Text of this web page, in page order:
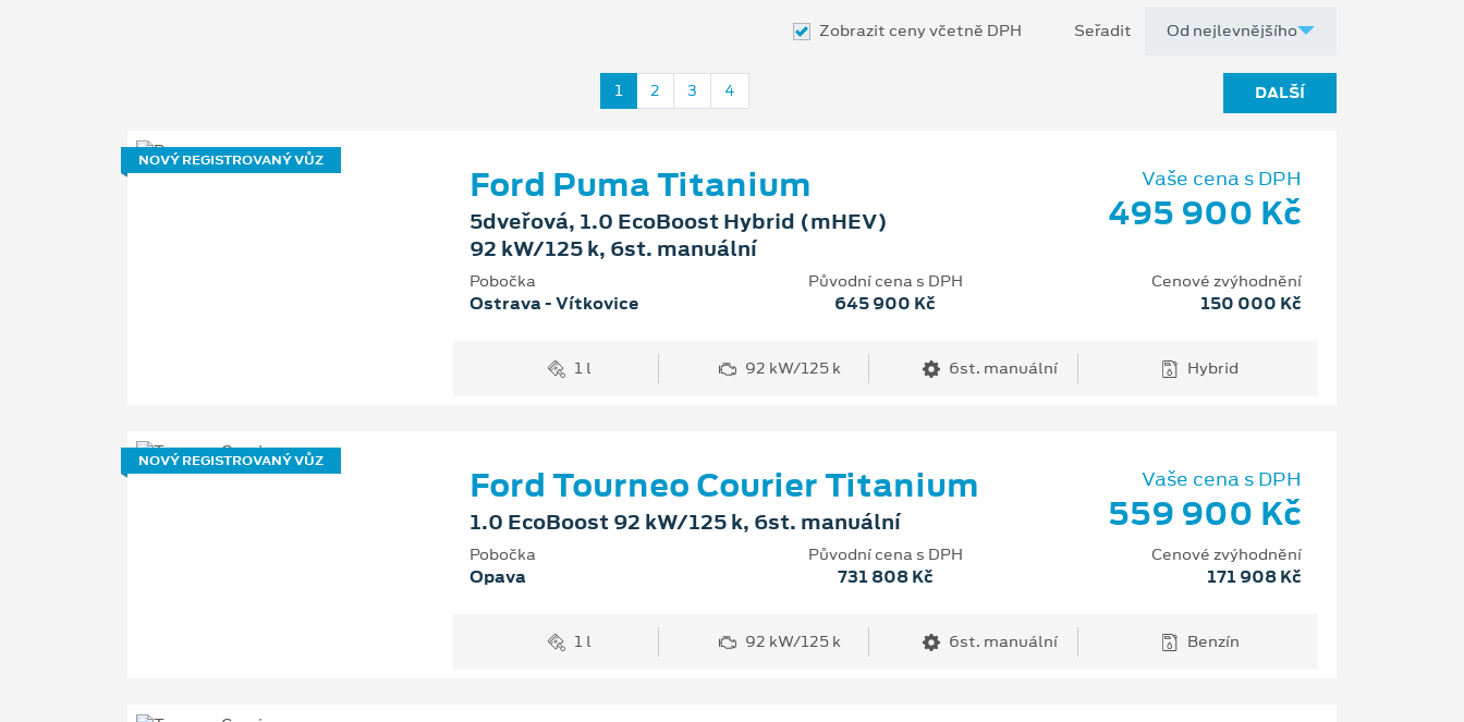
Zobrazit ceny včetně DPH Seřadit
1 2 3 4 DALŠÍ
NOVÝ REGISTROVANÝ VŮZ
Ford Puma Titanium
5dveřová, 1.0 EcoBoost Hybrid (mHEV)
92 kW/125 k, 6st. manuální
Vaše cena s DPH
495 900 Kč
Pobočka
Ostrava - Vítkovice
Původní cena s DPH
645 900 Kč
Cenové zvýhodnění
150 000 Kč
1 l 92 kW/125 k 6st. manuální Hybrid
NOVÝ REGISTROVANÝ VŮZ
Ford Tourneo Courier Titanium
1.0 EcoBoost 92 kW/125 k, 6st. manuální
Vaše cena s DPH
559 900 Kč
Pobočka
Opava
Původní cena s DPH
731 808 Kč
Cenové zvýhodnění
171 908 Kč
1 l 92 kW/125 k 6st. manuální Benzín